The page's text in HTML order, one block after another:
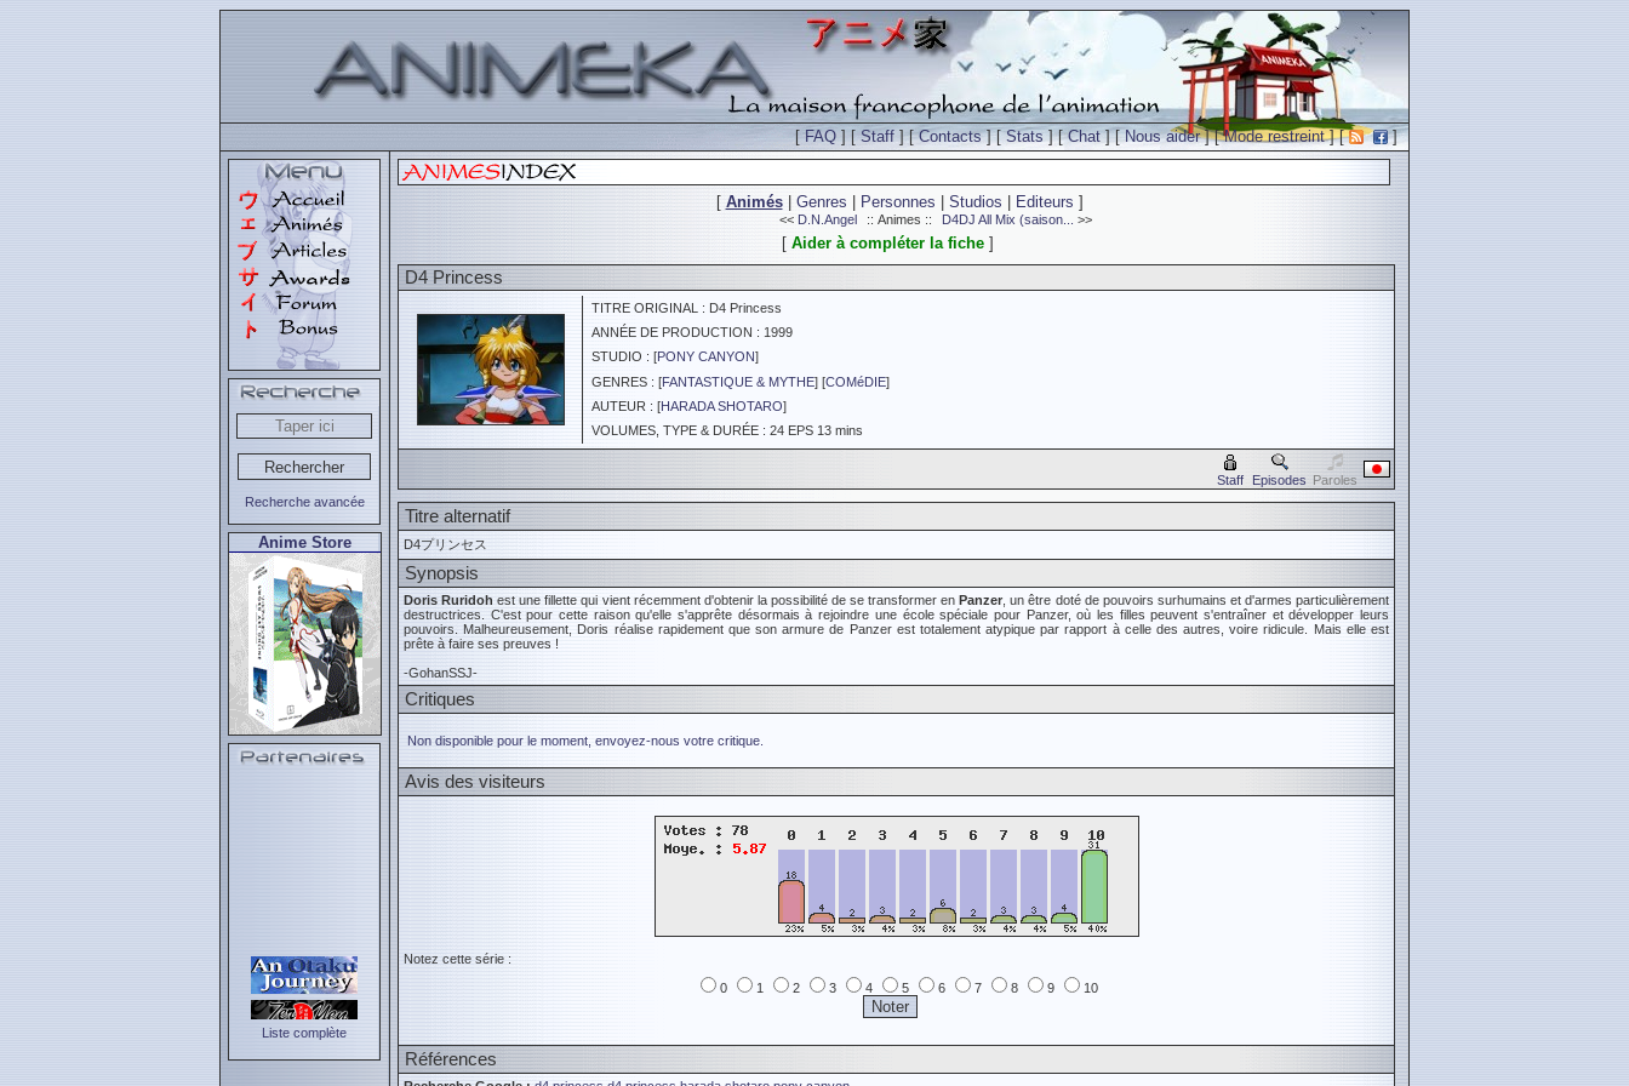
[FAQ ] [Staff ] [Contacts] [Stats] [Chat] [Nous aider] [Mode restreint] [ ]
Recherche avancée
Anime Store
Liste complète
[ Animés| Genres Personnes Studios Editeurs ]
<< D.N.Angel :: Animes :: D4DJ All Mix (saison... >>
[ Aider à compléter la fiche]
D4 Princess
TITRE ORIGINAL : D4 Princess
ANNÉE DE PRODUCTION : 1999
STUDIO : [PONY CANYON]
GENRES : [FANTASTIQUE & MYTHE] [COMéDIE]
AUTEUR : [HARADA SHOTARO]
VOLUMES, TYPE & DURÉE : 24 EPS 13 mins
Staff Episodes Paroles
Titre alternatif
D4プリンセス
Synopsis
Doris Ruridoh est une fillette qui vient récemment d'obtenir la possibilité de se transformer enPanzer , un être doté de pouvoirs surhumains et d'armes particulièrement
destructrices. C'est pour cette raison qu'elle s'apprête désormais à rejoindre une école spéciale pour Panzer, où les filles peuvent s'entraîner et développer leurs
pouvoirs. Malheureusement, Doris réalise rapidement que son armure de Panzer est totalement atypique par rapport à celle des autres, voire ridicule. Mais elle est
prête à faire ses preuves !
-GohanSSJ-
Critiques
Non disponible pour le moment, envoyez-nous votre critique.
Avis des visiteurs
Notez cette série :
0
1 2 3 4 5 6 7 8 9 10
Références